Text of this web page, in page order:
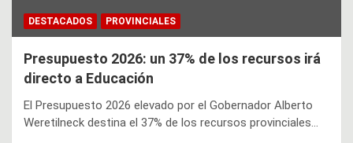
DESTACADOS PROVINCIALES
Presupuesto 2026: un 37% de los recursos irá
directo a Educación
El Presupuesto 2026 elevado por el Gobernador Alberto
Weretilneck destina el 37% de los recursos provinciales…